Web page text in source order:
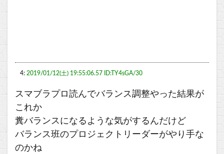
4: 2019/01/12(土) 19:55:06.57 ID:TY4sGA/30
スマブラプロ読んでバランス調整やった結果が
これか
糞バランスになるような気がするんだけど
バランス班のプロジェクトリーダーがやり手な
のかね